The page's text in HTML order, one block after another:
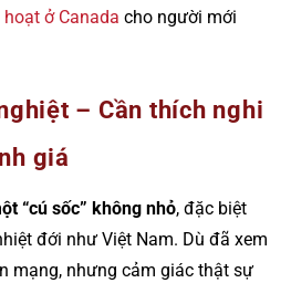
ở Canada cho người mới
– Cần thích nghi
giá
“cú sốc” không nhỏ, đặc biệt
đới như Việt Nam. Dù đã xem
mạng, nhưng cảm giác thật sự